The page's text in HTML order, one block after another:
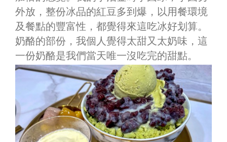
外放，整份冰品的紅豆多到爆，以用餐環境
及餐點的豐富性，都覺得來這吃冰好划算。
奶酪的部份，我個人覺得太甜又太奶味，這
一份奶酪是我們當天唯一沒吃完的甜點。